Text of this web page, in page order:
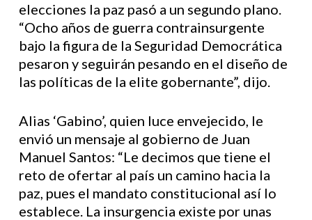
elecciones la paz pasó a un segundo plano.
“Ocho años de guerra contrainsurgente
bajo la figura de la Seguridad Democrática
pesaron y seguirán pesando en el diseño de
las políticas de la elite gobernante”, dijo.
Alias ‘Gabino’, quien luce envejecido, le
envió un mensaje al gobierno de Juan
Manuel Santos: “Le decimos que tiene el
reto de ofertar al país un camino hacia la
paz, pues el mandato constitucional así lo
establece. La insurgencia existe por unas